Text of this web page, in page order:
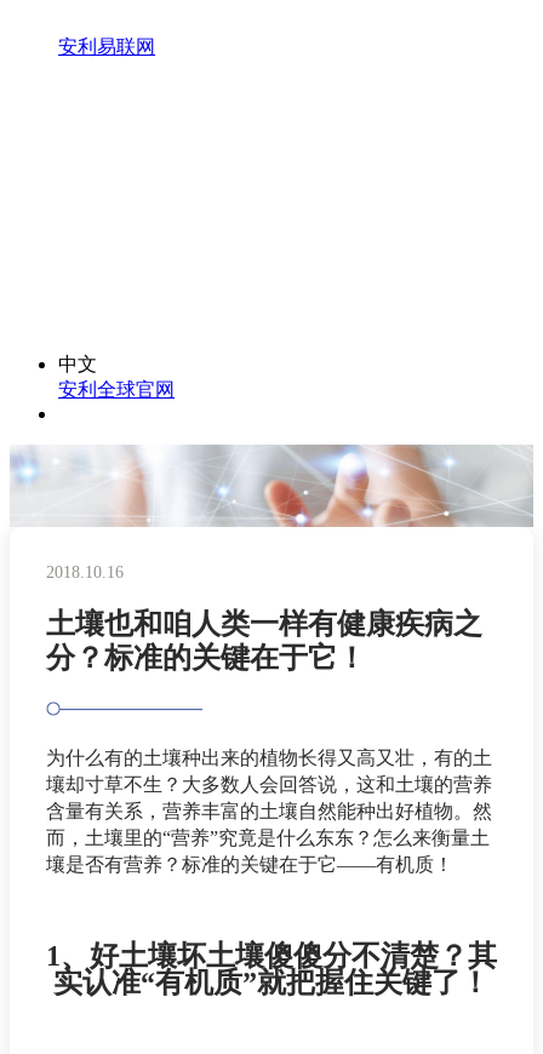
安利易联网
中文
安利全球官网
2018.10.16
土壤也和咱人类一样有健康疾病之
分？标准的关键在于它！
为什么有的土壤种出来的植物长得又高又壮，有的土
壤却寸草不生？大多数人会回答说，这和土壤的营养
含量有关系，营养丰富的土壤自然能种出好植物。然
而，土壤里的“营养”究竟是什么东东？怎么来衡量土
壤是否有营养？标准的关键在于它——有机质！
1、好土壤坏土壤傻傻分不清楚？其
实认准“有机质”就把握住关键了！